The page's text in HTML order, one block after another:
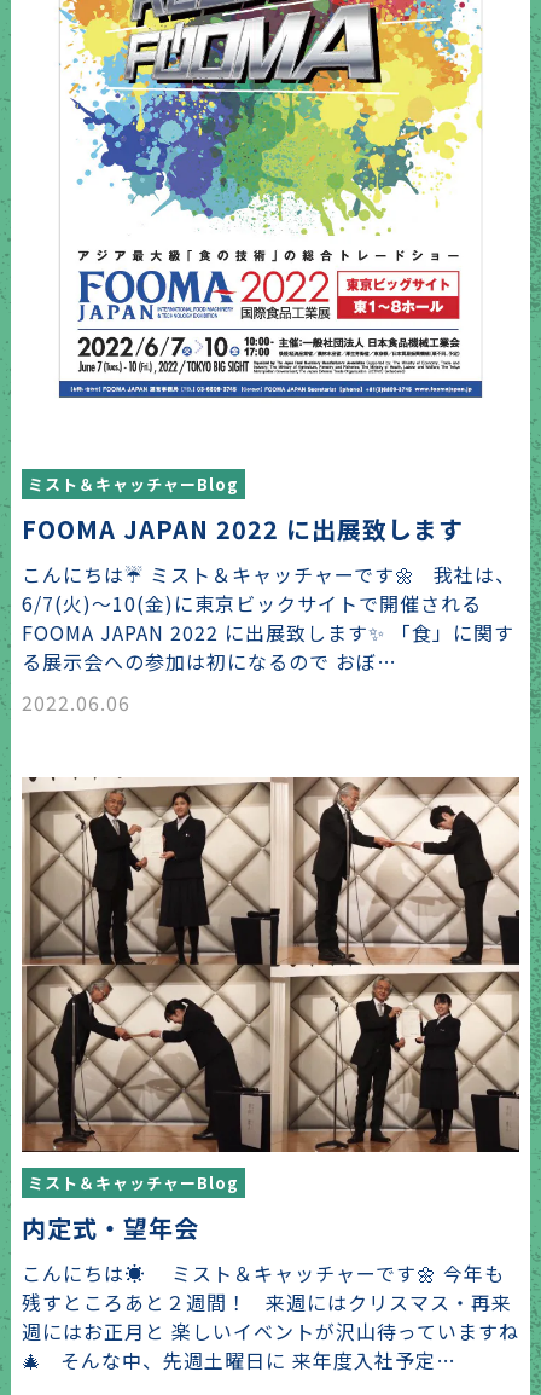
ミスト＆キャッチャーBlog
FOOMA JAPAN 2022 に出展致します
こんにちは☔ ミスト＆キャッチャーです🌼 我社は、
6/7(火)～10(金)に東京ビックサイトで開催される
FOOMA JAPAN 2022 に出展致します✨ 「食」に関す
る展示会への参加は初になるので おぼ…
2022.06.06
ミスト＆キャッチャーBlog
内定式・望年会
こんにちは☀️ ミスト＆キャッチャーです🌼 今年も
残すところあと２週間！ 来週にはクリスマス・再来
週にはお正月と 楽しいイベントが沢山待っていますね
🎄 そんな中、先週土曜日に 来年度入社予定…